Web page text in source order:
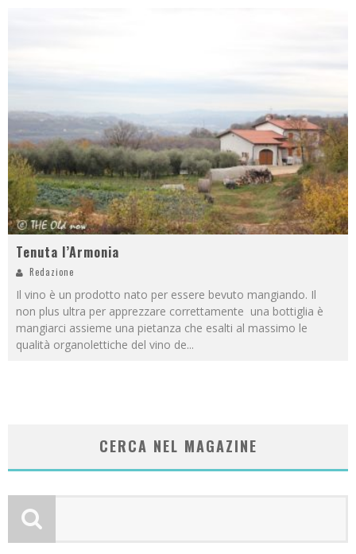
Tenuta l’Armonia
Redazione
Il vino è un prodotto nato per essere bevuto mangiando. Il
non plus ultra per apprezzare correttamente una bottiglia è
mangiarci assieme una pietanza che esalti al massimo le
qualità organolettiche del vino de...
CERCA NEL MAGAZINE